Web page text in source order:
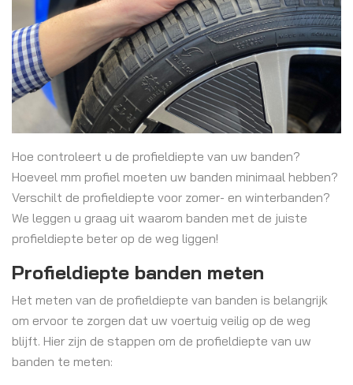
Hoe controleert u de profieldiepte van uw banden?
Hoeveel mm profiel moeten uw banden minimaal hebben?
Verschilt de profieldiepte voor zomer- en winterbanden?
We leggen u graag uit waarom banden met de juiste
profieldiepte beter op de weg liggen!
Profieldiepte banden meten
Het meten van de profieldiepte van banden is belangrijk
om ervoor te zorgen dat uw voertuig veilig op de weg
blijft. Hier zijn de stappen om de profieldiepte van uw
banden te meten: